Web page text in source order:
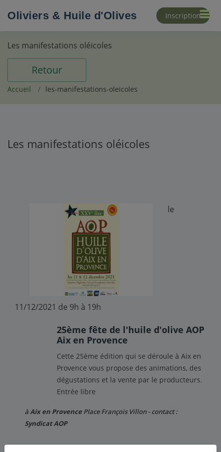
Oliviers & Huile d'Olives Inscription
Les manifestations oléicoles
Retour
Accueil les-manifestations-oleicoles
Les manifestations oléicoles
le
11/12/2021 de 9h à 19h
25ème fête de l'huile d'olive AOP
Aix en Provence
Cette 25ème édition qui se déroule à Aix en
Provence vous propose des animations, des
dégustations et la vente par le producteurs.
Entrée libre
à Aix en Provence Place François Villon - contact :
Syndicat AOP